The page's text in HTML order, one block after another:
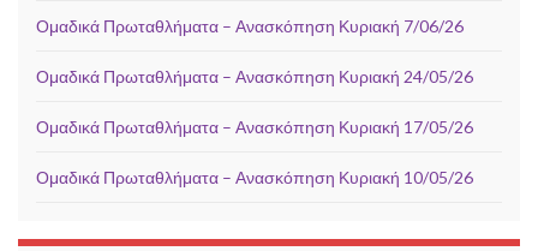
Ομαδικά Πρωταθλήματα – Ανασκόπηση Κυριακή 7/06/26
Ομαδικά Πρωταθλήματα – Ανασκόπηση Κυριακή 24/05/26
Ομαδικά Πρωταθλήματα – Ανασκόπηση Κυριακή 17/05/26
Ομαδικά Πρωταθλήματα – Ανασκόπηση Κυριακή 10/05/26